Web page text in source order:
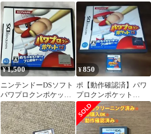
ット12 ジョーシン ソフ
ト
フト
¥1,500
ニンテンドーDSソフト
パワプロクンポケット
12
¥850
ポ【動作確認済】パワ
プロクンポケット
12【ＤＳ】